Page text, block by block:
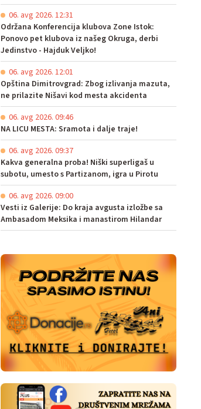
06. avg 2026. 12:31
Održana Konferencija klubova Zone Istok:
Ponovo pet klubova iz našeg Okruga, derbi
Jedinstvo - Hajduk Veljko!
06. avg 2026. 12:01
Opština Dimitrovgrad: Zbog izlivanja mazuta,
ne prilazite Nišavi kod mesta akcidenta
06. avg 2026. 09:46
NA LICU MESTA: Sramota i dalje traje!
06. avg 2026. 09:37
Kakva generalna proba! Niški superligaš u
subotu, umesto s Partizanom, igra u Pirotu
06. avg 2026. 09:00
Vesti iz Galerije: Do kraja avgusta izložbe sa
Ambasadom Meksika i manastirom Hilandar